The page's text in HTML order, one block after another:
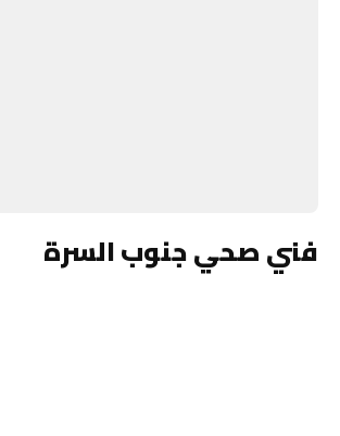
فني صحي جنوب السرة